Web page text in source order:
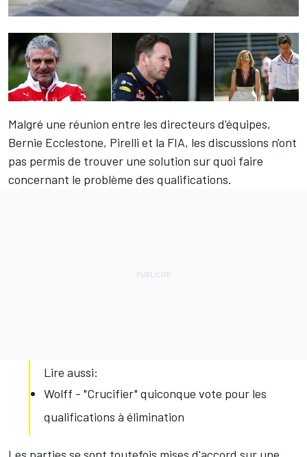
Malgré une réunion entre les directeurs d'équipes,
Bernie Ecclestone, Pirelli et la FIA, les discussions n'ont
pas permis de trouver une solution sur quoi faire
concernant le problème des qualifications.
Lire aussi:
Wolff - "Crucifier" quiconque vote pour les
qualifications à élimination